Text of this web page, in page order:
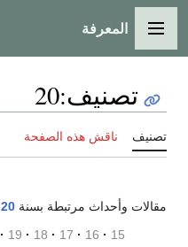
القائمة الرئيسية
المعرفة
تصنيف:
20
تصنيف ناقش هذه الصفحة
مقالات وأحداث مرتبطة بسنة 20
15
16
17
18
19